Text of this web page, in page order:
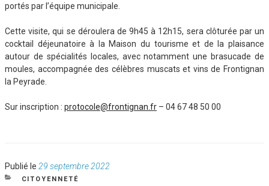
portés par l’équipe municipale.
Cette visite, qui se déroulera de 9h45 à 12h15, sera clôturée par un
cocktail déjeunatoire à la Maison du tourisme et de la plaisance
autour de spécialités locales, avec notamment une brasucade de
moules, accompagnée des célèbres muscats et vins de Frontignan
la Peyrade.
Sur inscription : protocole@frontignan.fr – 04 67 48 50 00
Publié le Publié
le
29 septembre 2022
CATÉGORIES
CITOYENNETÉ